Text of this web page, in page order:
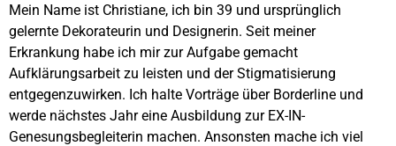
Mein Name ist Christiane, ich bin 39 und ursprünglich
gelernte Dekorateurin und Designerin. Seit meiner
Erkrankung habe ich mir zur Aufgabe gemacht
Aufklärungsarbeit zu leisten und der Stigmatisierung
entgegenzuwirken. Ich halte Vorträge über Borderline und
werde nächstes Jahr eine Ausbildung zur EX-IN-
Genesungsbegleiterin machen. Ansonsten mache ich viel